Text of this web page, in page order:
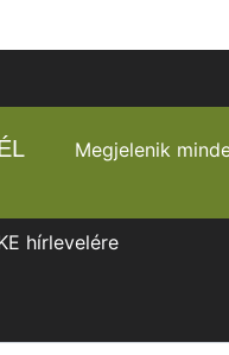
Megjelenik
hírlevelére